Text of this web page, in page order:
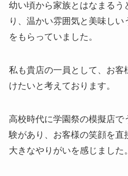
幼い頃から家族とはなまるう
り、温かい雰囲気と美味し
をもらっていました。
私も貴店の一員として、お客
けたいと考えております。
高校時代に学園祭の模擬店で
験があり、お客様の笑顔を直
大きなやりがいを感じました。